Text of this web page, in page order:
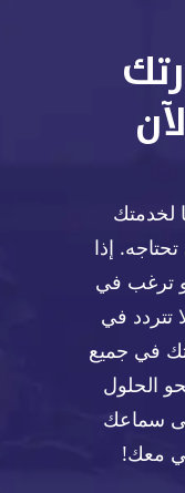
لخدمتك
إذا
ترغب في
تتردد في
في جميع
الحلول
سماعك
معك!